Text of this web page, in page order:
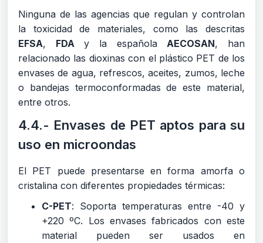
Ninguna de las agencias que regulan y controlan
la toxicidad de materiales, como las descritas
EFSA, FDA y la española AECOSAN, han
relacionado las dioxinas con el plástico PET de los
envases de agua, refrescos, aceites, zumos, leche
o bandejas termoconformadas de este material,
entre otros.
4.4.- Envases de PET aptos para su
uso en microondas
El PET puede presentarse en forma amorfa o
cristalina con diferentes propiedades térmicas:
C-PET: Soporta temperaturas entre -40 y
+220 ºC. Los envases fabricados con este
material pueden ser usados en